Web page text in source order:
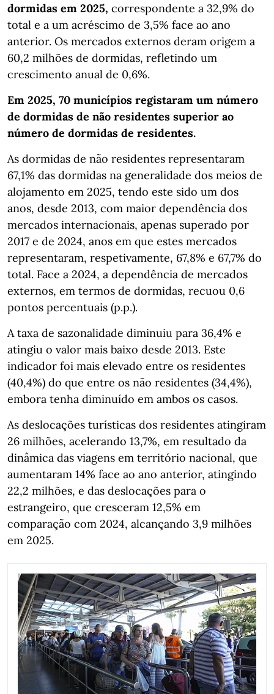
dormidas em 2025, correspondente a 32,9% do
total e a um acréscimo de 3,5% face ao ano
anterior. Os mercados externos deram origem a
60,2 milhões de dormidas, refletindo um
crescimento anual de 0,6%.
Em 2025, 70 municípios registaram um número
de dormidas de não residentes superior ao
número de dormidas de residentes.
As dormidas de não residentes representaram
67,1% das dormidas na generalidade dos meios de
alojamento em 2025, tendo este sido um dos
anos, desde 2013, com maior dependência dos
mercados internacionais, apenas superado por
2017 e de 2024, anos em que estes mercados
representaram, respetivamente, 67,8% e 67,7% do
total. Face a 2024, a dependência de mercados
externos, em termos de dormidas, recuou 0,6
pontos percentuais (p.p.).
A taxa de sazonalidade diminuiu para 36,4% e
atingiu o valor mais baixo desde 2013. Este
indicador foi mais elevado entre os residentes
(40,4%) do que entre os não residentes (34,4%),
embora tenha diminuído em ambos os casos.
As deslocações turísticas dos residentes atingiram
26 milhões, acelerando 13,7%, em resultado da
dinâmica das viagens em território nacional, que
aumentaram 14% face ao ano anterior, atingindo
22,2 milhões, e das deslocações para o
estrangeiro, que cresceram 12,5% em
comparação com 2024, alcançando 3,9 milhões
em 2025.